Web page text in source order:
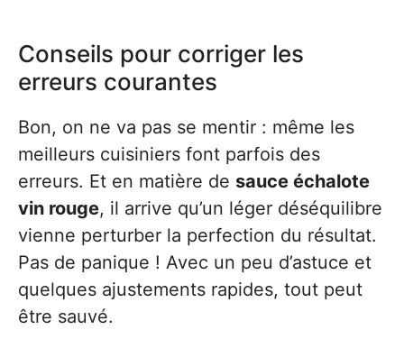
Conseils pour corriger les
erreurs courantes
Bon, on ne va pas se mentir : même les
meilleurs cuisiniers font parfois des
erreurs. Et en matière de sauce échalote
vin rouge, il arrive qu’un léger déséquilibre
vienne perturber la perfection du résultat.
Pas de panique ! Avec un peu d’astuce et
quelques ajustements rapides, tout peut
être sauvé.